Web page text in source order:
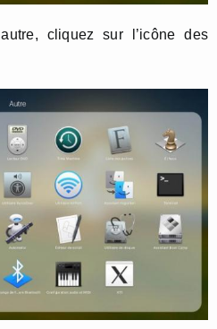
cliquez sur l’icône des